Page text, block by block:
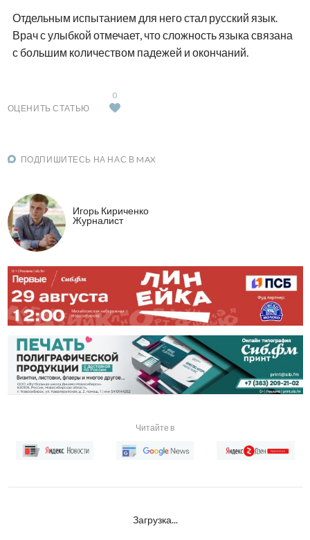
Отдельным испытанием для него стал русский язык.
Врач с улыбкой отмечает, что сложность языка связана
с большим количеством падежей и окончаний.
ОЦЕНИТЬ СТАТЬЮ
0
ПОДПИШИТЕСЬ НА НАС В MAX
Игорь Кириченко
Журналист
Читайте в
Загрузка...